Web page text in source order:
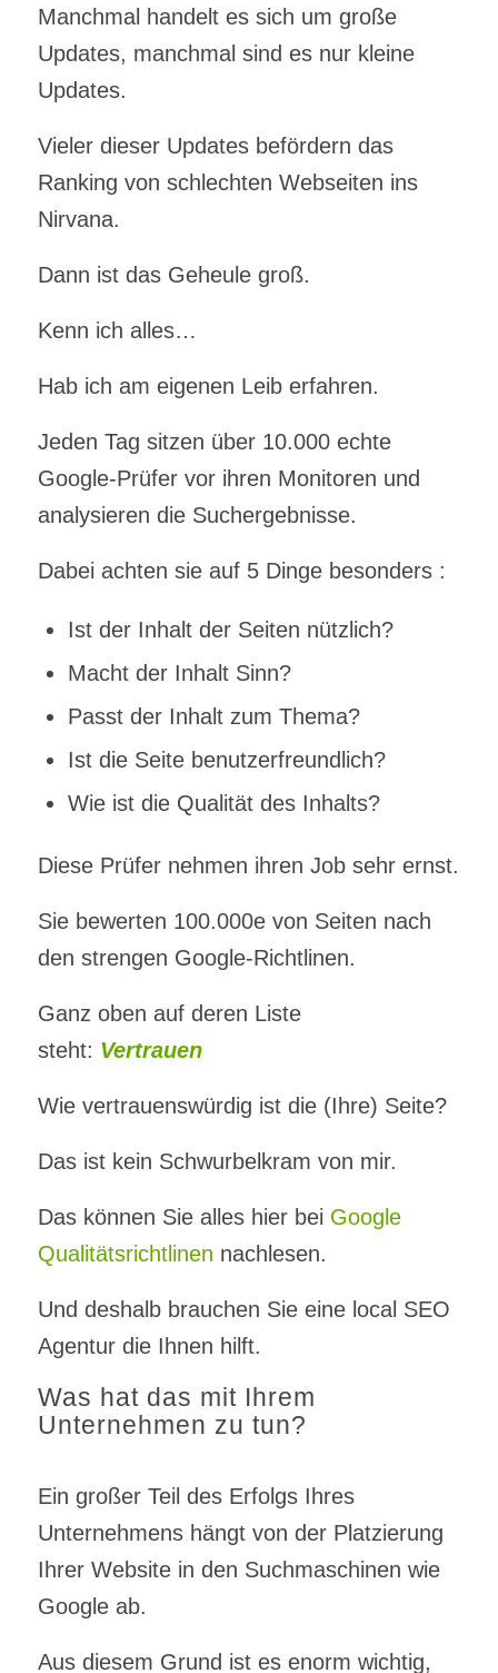
Manchmal handelt es sich um große
Updates, manchmal sind es nur kleine
Updates.
Vieler dieser Updates befördern das
Ranking von schlechten Webseiten ins
Nirvana.
Dann ist das Geheule groß.
Kenn ich alles…
Hab ich am eigenen Leib erfahren.
Jeden Tag sitzen über 10.000 echte
Google-Prüfer vor ihren Monitoren und
analysieren die Suchergebnisse.
Dabei achten sie auf 5 Dinge besonders :
Ist der Inhalt der Seiten nützlich?
Macht der Inhalt Sinn?
Passt der Inhalt zum Thema?
Ist die Seite benutzerfreundlich?
Wie ist die Qualität des Inhalts?
Diese Prüfer nehmen ihren Job sehr ernst.
Sie bewerten 100.000e von Seiten nach
den strengen Google-Richtlinen.
Ganz oben auf deren Liste
steht: Vertrauen
Wie vertrauenswürdig ist die (Ihre) Seite?
Das ist kein Schwurbelkram von mir.
Das können Sie alles hier bei Google
Qualitätsrichtlinen nachlesen.
Und deshalb brauchen Sie eine local SEO
Agentur die Ihnen hilft.
Was hat das mit Ihrem
Unternehmen zu tun?
Ein großer Teil des Erfolgs Ihres
Unternehmens hängt von der Platzierung
Ihrer Website in den Suchmaschinen wie
Google ab.
Aus diesem Grund ist es enorm wichtig,